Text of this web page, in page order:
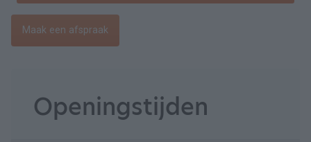
Maak een afspraak
Openingstijden